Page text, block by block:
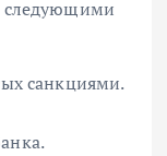
следующими
санкциями.